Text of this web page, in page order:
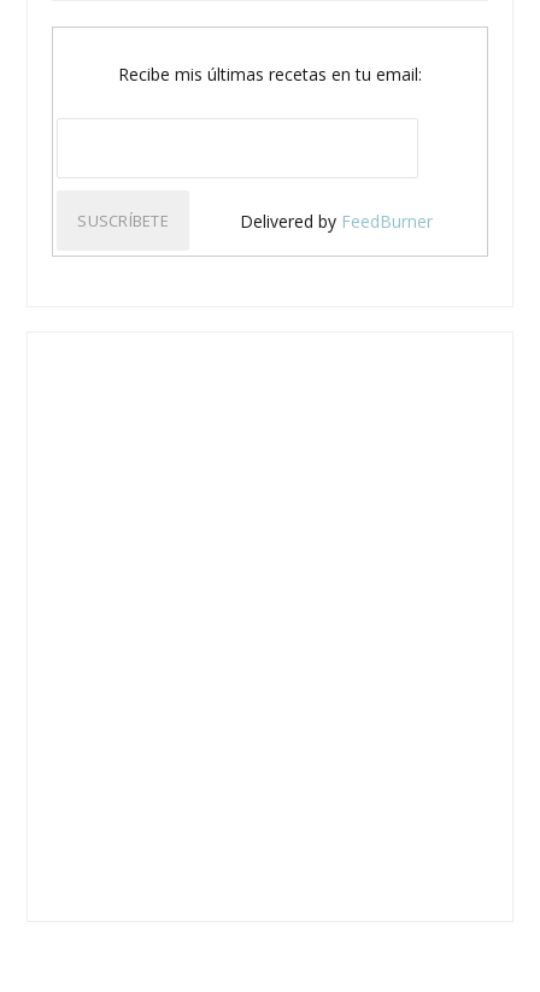
Recibe mis últimas recetas en tu email:
Delivered by FeedBurner